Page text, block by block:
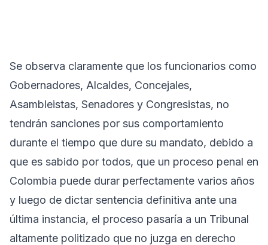
Se observa claramente que los funcionarios como
Gobernadores, Alcaldes, Concejales,
Asambleistas, Senadores y Congresistas, no
tendrán sanciones por sus comportamiento
durante el tiempo que dure su mandato, debido a
que es sabido por todos, que un proceso penal en
Colombia puede durar perfectamente varios años
y luego de dictar sentencia definitiva ante una
última instancia, el proceso pasaría a un Tribunal
altamente politizado que no juzga en derecho